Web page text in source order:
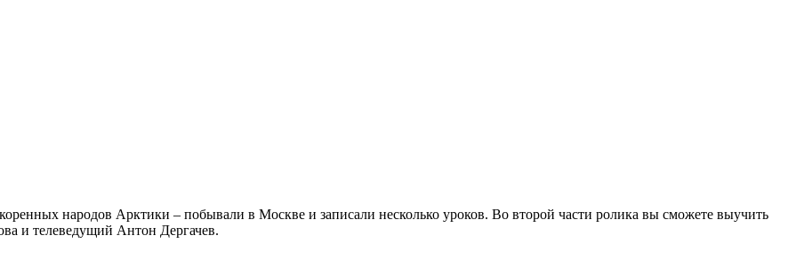
народов Арктики – побывали в Москве и записали несколько уроков. Во второй части ролика вы сможете выучить
и телеведущий Антон Дергачев.